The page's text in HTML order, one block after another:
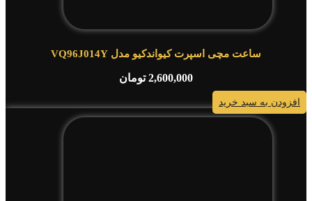
ساعت مچی اسپرت کیواندکیو مدل VQ96J014Y
2,600,000 تومان
افزودن به سبد خرید